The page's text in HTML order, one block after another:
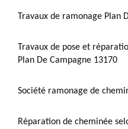
Travaux de ramonage Plan
Travaux de pose et
Plan De Campagne 13170
Société ramonage de
Réparation de cheminée